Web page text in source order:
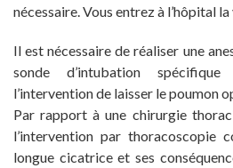
nécessaire. Vous entrez à l’hôpital
Il est nécessaire de réaliser une
sonde d’intubation
l’intervention de laisser le poumon
Par rapport à une chirurgie
l’intervention par thoracoscopie
longue cicatrice et ses